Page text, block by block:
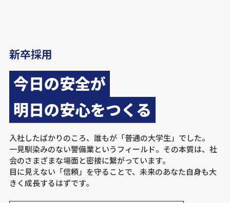
新卒採用
今日の安全が
明日の安心をつくる
入社したばかりのころ、誰もが「普通の大学生」でした。
一見馴染みのない警備業というフィールド。その本質は、社
会のさまざまな場面と密接に繋がっています。
目に見えない「信頼」を守ることで、未来のあなた自身も大
きく成長するはずです。